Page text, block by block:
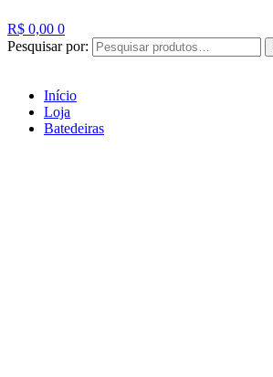
R$ 0,00 0
Pesquisar por:
Início
Loja
Batedeiras